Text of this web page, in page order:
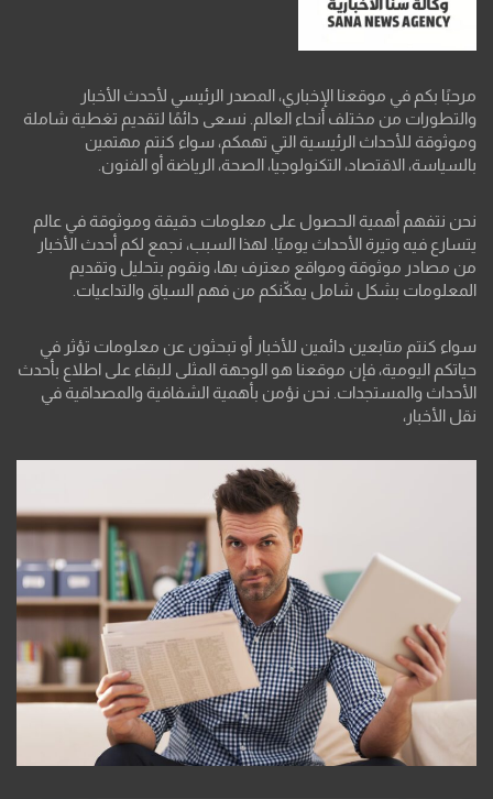
مرحبًا بكم في موقعنا الإخباري، المصدر الرئيسي لأحدث الأخبار
والتطورات من مختلف أنحاء العالم. نسعى دائمًا لتقديم تغطية شاملة
وموثوقة للأحداث الرئيسية التي تهمكم، سواء كنتم مهتمين
بالسياسة، الاقتصاد، التكنولوجيا، الصحة، الرياضة أو الفنون.
نحن نتفهم أهمية الحصول على معلومات دقيقة وموثوقة في عالم
يتسارع فيه وتيرة الأحداث يوميًا. لهذا السبب، نجمع لكم أحدث الأخبار
من مصادر موثوقة ومواقع معترف بها، ونقوم بتحليل وتقديم
المعلومات بشكل شامل يمكّنكم من فهم السياق والتداعيات.
سواء كنتم متابعين دائمين للأخبار أو تبحثون عن معلومات تؤثر في
حياتكم اليومية، فإن موقعنا هو الوجهة المثلى للبقاء على اطلاع بأحدث
الأحداث والمستجدات. نحن نؤمن بأهمية الشفافية والمصداقية في
نقل الأخبار،